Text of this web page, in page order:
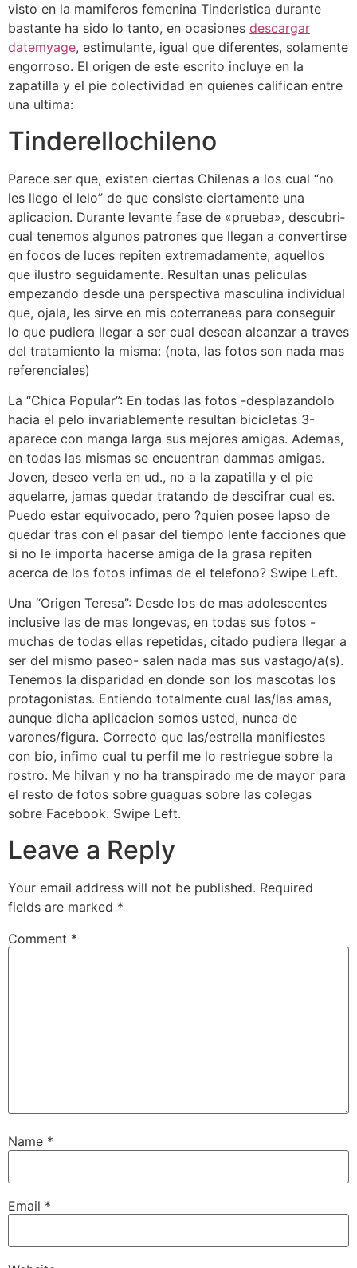
visto en la mamiferos femenina Tinderistica durante
bastante ha sido lo tanto, en ocasiones descargar
datemyage, estimulante, igual que diferentes, solamente
engorroso. El origen de este escrito incluye en la
zapatilla y el pie colectividad en quienes califican entre
una ultima:
Tinderellochileno
Parece ser que, existen ciertas Chilenas a los cual “no
les llego el lelo” de que consiste ciertamente una
aplicacion. Durante levante fase de «prueba», descubri­
cual tenemos algunos patrones que llegan a convertirse
en focos de luces repiten extremadamente, aquellos
que ilustro seguidamente. Resultan unas peli­culas
empezando desde una perspectiva masculina individual
que, ojala, les sirve en mis coterraneas para conseguir
lo que pudiera llegar a ser cual desean alcanzar a traves
del tratamiento la misma: (nota, las fotos son nada mas
referenciales)
La “Chica Popular”: En todas las fotos -desplazandolo
hacia el pelo invariablemente resultan bicicletas 3-
aparece con manga larga sus mejores amigas. Ademas,
en todas las mismas se encuentran dammas amigas.
Joven, deseo verla en ud., no a la zapatilla y el pie
aquelarre, jamas quedar tratando de descifrar cual es.
Puedo estar equivocado, pero ?quien posee lapso de
quedar tras con el pasar del tiempo lente facciones que
si no le importa hacerse amiga de la grasa repiten
acerca de los fotos infimas de el telefono? Swipe Left.
Una “Origen Teresa”: Desde los de mas adolescentes
inclusive las de mas longevas, en todas sus fotos -
muchas de todas ellas repetidas, citado pudiera llegar a
ser del mismo paseo- salen nada mas sus vastago/a(s).
Tenemos la disparidad en donde son los mascotas los
protagonistas. Entiendo totalmente cual las/las amas,
aunque dicha aplicacion somos usted, nunca de
varones/figura. Correcto que las/estrella manifiestes
con bio, infimo cual tu perfil me lo restriegue sobre la
rostro. Me hilvan y no ha transpirado me de mayor para
el resto de fotos sobre guaguas sobre las colegas
sobre Facebook. Swipe Left.
Leave a Reply
Your email address will not be published. Required
fields are marked *
Comment *
Name *
Email *